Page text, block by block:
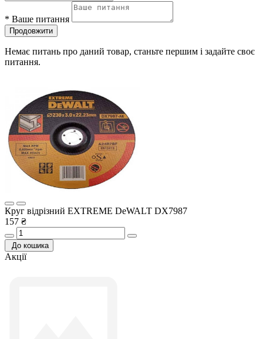
* Ваше питання
Продовжити
Немає питань про даний товар, станьте першим і задайте своє
питання.
Круг відрізний EXTREME DeWALT DX7987
157 ₴
До кошика
Акції